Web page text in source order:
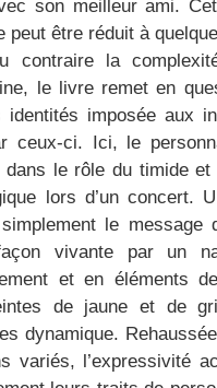
son meilleur ami.
peut être réduit à
contraire la
le livre remet en
imposée aux
ceux-ci. Ici, le
dans le rôle du timide
lors d’un concert.
le message
vivante par un
et en éléments
de jaune et de
dynamique.
variés, l’expressivité